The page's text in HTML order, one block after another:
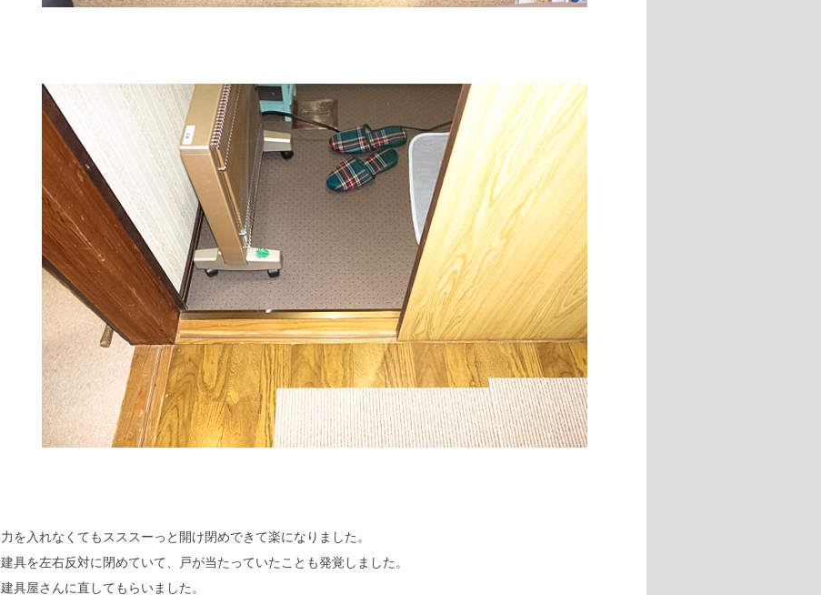
力を入れなくてもスススーっと開け閉めできて楽になりました。
建具を左右反対に閉めていて、戸が当たっていたことも発覚しました。
建具屋さんに直してもらいました。